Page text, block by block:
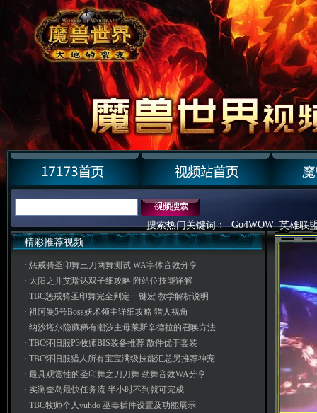
搜索热门关键词： Go4WOW 英雄联
精彩推荐视频
· 惩戒骑圣印舞三刀两舞测试 WA字体音效分享
· 太阳之井艾瑞达双子细攻略 附站位技能详解
· TBC惩戒骑圣印舞完全判定一键宏 教学解析说明
· 祖阿曼5号Boss妖术领主详细攻略 猎人视角
· 纳沙塔尔隐藏稀有潮汐主母莱斯辛德拉的召唤方法
· TBC怀旧服P3牧师BIS装备推荐 散件优于套装
· TBC怀旧服猎人所有宝宝满级技能汇总另推荐神宠
· 最具观赏性的圣印舞之刀刀舞 劲舞音效WA分享
· 实测奎岛最快任务流 半小时不到就可完成
· TBC牧师个人vuhdo 巫毒插件设置及功能展示